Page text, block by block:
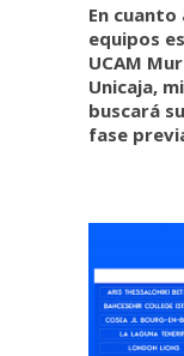
En cuanto
equipos
UCAM
Unicaja,
buscará
fase